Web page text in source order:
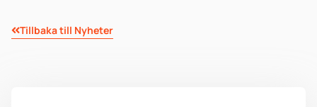
Tillbaka till Nyheter